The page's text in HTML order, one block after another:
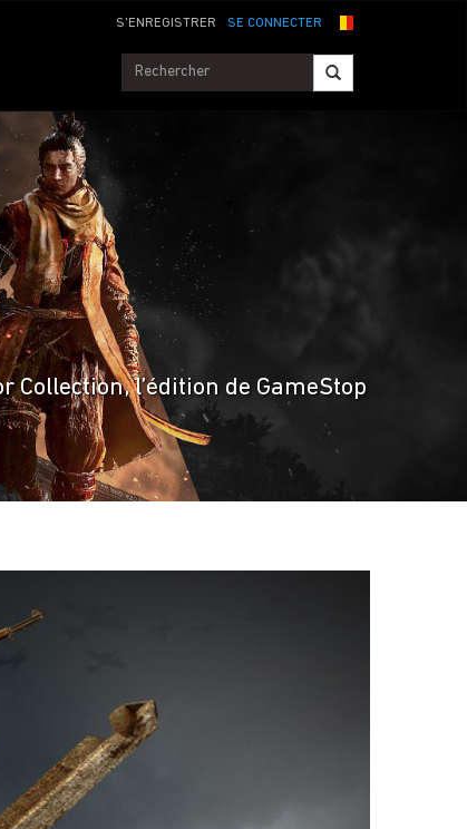
SE CONNECTER
S'ENREGISTRER
Collection, l’édition de GameStop